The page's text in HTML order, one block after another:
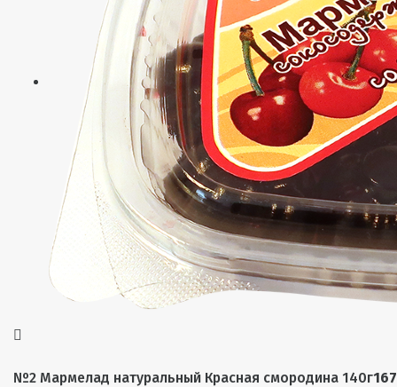
№2 Мармелад натуральный Красная смородина 140г167